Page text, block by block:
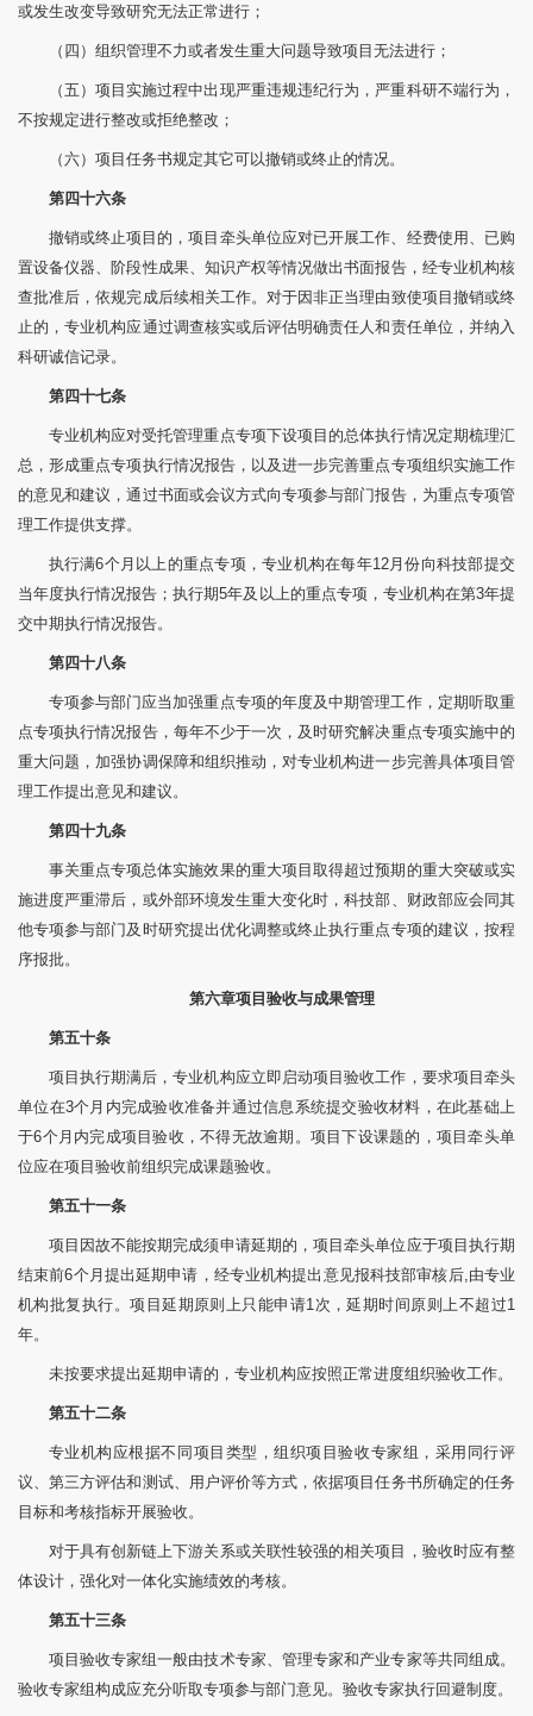
或发生改变导致研究无法正常进行；
（四）组织管理不力或者发生重大问题导致项目无法进行；
（五）项目实施过程中出现严重违规违纪行为，严重科研不端行为，
不按规定进行整改或拒绝整改；
（六）项目任务书规定其它可以撤销或终止的情况。
第四十六条
撤销或终止项目的，项目牵头单位应对已开展工作、经费使用、已购
置设备仪器、阶段性成果、知识产权等情况做出书面报告，经专业机构核
查批准后，依规完成后续相关工作。对于因非正当理由致使项目撤销或终
止的，专业机构应通过调查核实或后评估明确责任人和责任单位，并纳入
科研诚信记录。
第四十七条
专业机构应对受托管理重点专项下设项目的总体执行情况定期梳理汇
总，形成重点专项执行情况报告，以及进一步完善重点专项组织实施工作
的意见和建议，通过书面或会议方式向专项参与部门报告，为重点专项管
理工作提供支撑。
执行满6个月以上的重点专项，专业机构在每年12月份向科技部提交
当年度执行情况报告；执行期5年及以上的重点专项，专业机构在第3年提
交中期执行情况报告。
第四十八条
专项参与部门应当加强重点专项的年度及中期管理工作，定期听取重
点专项执行情况报告，每年不少于一次，及时研究解决重点专项实施中的
重大问题，加强协调保障和组织推动，对专业机构进一步完善具体项目管
理工作提出意见和建议。
第四十九条
事关重点专项总体实施效果的重大项目取得超过预期的重大突破或实
施进度严重滞后，或外部环境发生重大变化时，科技部、财政部应会同其
他专项参与部门及时研究提出优化调整或终止执行重点专项的建议，按程
序报批。
第六章项目验收与成果管理
第五十条
项目执行期满后，专业机构应立即启动项目验收工作，要求项目牵头
单位在3个月内完成验收准备并通过信息系统提交验收材料，在此基础上
于6个月内完成项目验收，不得无故逾期。项目下设课题的，项目牵头单
位应在项目验收前组织完成课题验收。
第五十一条
项目因故不能按期完成须申请延期的，项目牵头单位应于项目执行期
结束前6个月提出延期申请，经专业机构提出意见报科技部审核后,由专业
机构批复执行。项目延期原则上只能申请1次，延期时间原则上不超过1
年。
未按要求提出延期申请的，专业机构应按照正常进度组织验收工作。
第五十二条
专业机构应根据不同项目类型，组织项目验收专家组，采用同行评
议、第三方评估和测试、用户评价等方式，依据项目任务书所确定的任务
目标和考核指标开展验收。
对于具有创新链上下游关系或关联性较强的相关项目，验收时应有整
体设计，强化对一体化实施绩效的考核。
第五十三条
项目验收专家组一般由技术专家、管理专家和产业专家等共同组成。
验收专家组构成应充分听取专项参与部门意见。验收专家执行回避制度。